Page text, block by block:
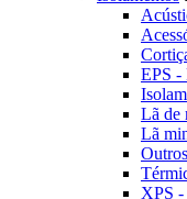
EPS -
Lã de
Lã
Outros
XPS -